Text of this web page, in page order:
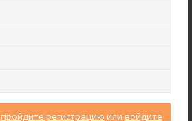
пройдите регистрацию или войдите